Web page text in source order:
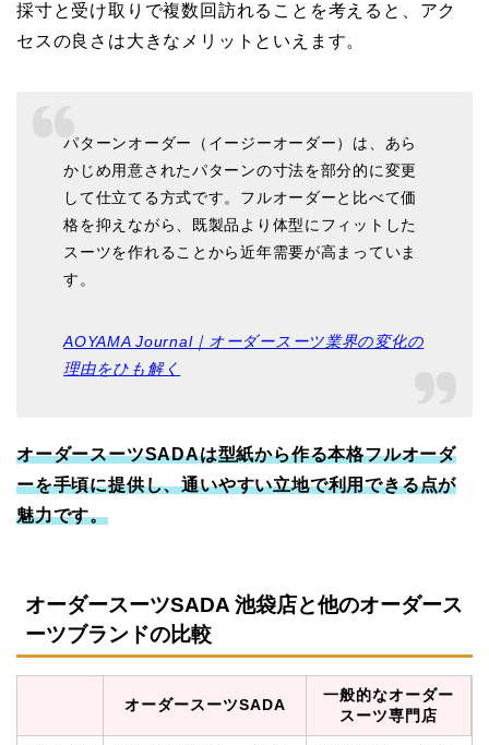
採寸と受け取りで複数回訪れることを考えると、アク
セスの良さは大きなメリットといえます。
パターンオーダー（イージーオーダー）は、あら
かじめ用意されたパターンの寸法を部分的に変更
して仕立てる方式です。フルオーダーと比べて価
格を抑えながら、既製品より体型にフィットした
スーツを作れることから近年需要が高まっていま
す。
AOYAMA Journal｜オーダースーツ業界の変化の
理由をひも解く
オーダースーツSADAは型紙から作る本格フルオーダ
ーを手頃に提供し、通いやすい立地で利用できる点が
魅力です。
オーダースーツSADA 池袋店と他のオーダース
ーツブランドの比較
オーダースーツSADA
一般的なオーダー
スーツ専門店